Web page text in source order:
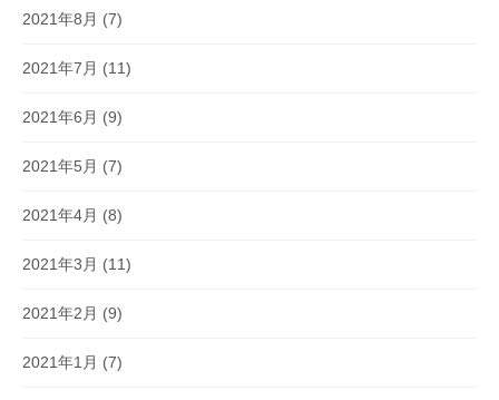
2021年8月 (7)
2021年7月 (11)
2021年6月 (9)
2021年5月 (7)
2021年4月 (8)
2021年3月 (11)
2021年2月 (9)
2021年1月 (7)